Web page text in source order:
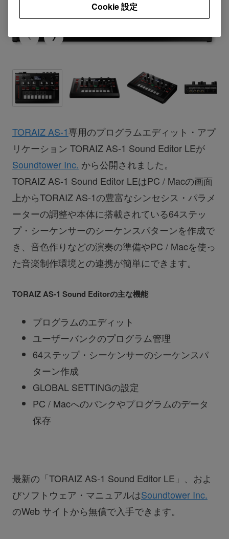
TORAIZ AS-1専用のプログラムエディット・アプ
リケーション TORAIZ AS-1 Sound Editor LEが
Soundtower Inc. から公開されました。
TORAIZ AS-1 Sound Editor LEはPC / Macの画面
上からTORAIZ AS-1の豊富なシンセシス・パラメ
ーターの調整や本体に搭載されている64ステッ
プ・シーケンサーのシーケンスパターンを作成で
き、音色作りなどの演奏の準備やPC / Macを使っ
た音楽制作環境との連携が簡単にできます。
TORAIZ AS-1 Sound Editorの主な機能
プログラムのエディット
ユーザーバンクのプログラム管理
64ステップ・シーケンサーのシーケンスパ
ターン作成
GLOBAL SETTINGの設定
PC / Macへのバンクやプログラムのデータ
保存
最新の「TORAIZ AS-1 Sound Editor LE」、およ
びソフトウェア・マニュアルはSoundtower Inc.
のWeb サイトから無償で入手できます。
Cookie 設定